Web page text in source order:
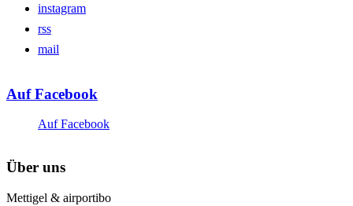
instagram
rss
mail
Auf Facebook
Auf Facebook
Über uns
Mettigel & airportibo